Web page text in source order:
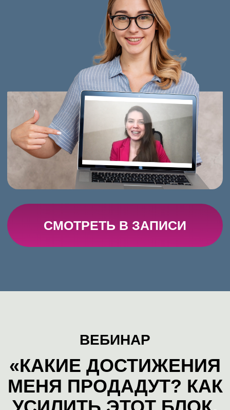
ТАТЬЯНА МИНАЕВА
СПИКЕР ВЕБИНАРОВ
16 лет опыта в HR
и в карьерном
консультировании
Провела >11 000 собеседований
Основала компанию, которая устроила
8 500+ кандидатов
на работу (уровень
зарплаты до 1 млн рублей в мес.)
карьеры, бизнеса и образования»,
«Профессиональный рост»,
Образования», «HR-форум. Синергия»,
курса по развитию уверенности в себе
Лиза, Финансовый директор,
Путеводитель по карьере, Газета.Ru,
Всегда входила в ТОП-3 самых
продуктивных сотрудников(по
количеству закрытых вакансий в
месяц, по показателю принесенных
денег компании и др.)